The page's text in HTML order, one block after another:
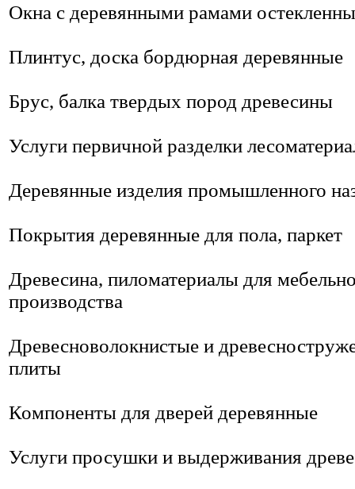
Окна с деревянными рамами
Плинтус, доска бордюрная деревянные
Брус, балка твердых пород древесины
Услуги первичной разделки
Деревянные изделия промышленного
Покрытия деревянные для пола, паркет
Древесина, пиломатериалы для
производства
Древесноволокнистые и
плиты
Компоненты для дверей деревянные
Услуги просушки и выдерживания